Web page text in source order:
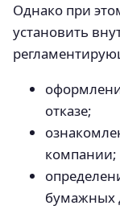
Однако при
установить
отказе;
компании;
бумажных